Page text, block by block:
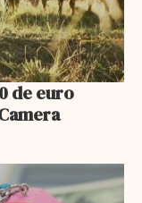
de euro